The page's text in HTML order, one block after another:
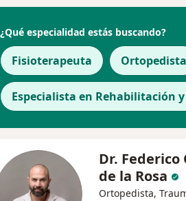
¿Qué especialidad estás buscando?
Fisioterapeuta Ortopedista
Especialista en Rehabilitación
Dr.
de la Rosa
Ortopedista,